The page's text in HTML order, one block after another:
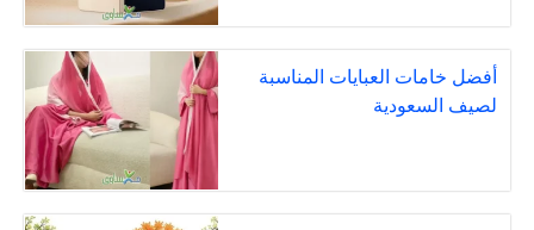
أفضل خامات العبايات المناسبة
لصيف السعودية